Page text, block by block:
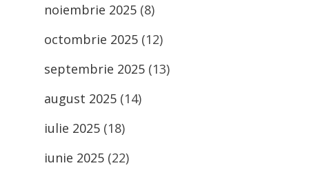
noiembrie 2025 (8)
octombrie 2025 (12)
septembrie 2025 (13)
august 2025 (14)
iulie 2025 (18)
iunie 2025 (22)